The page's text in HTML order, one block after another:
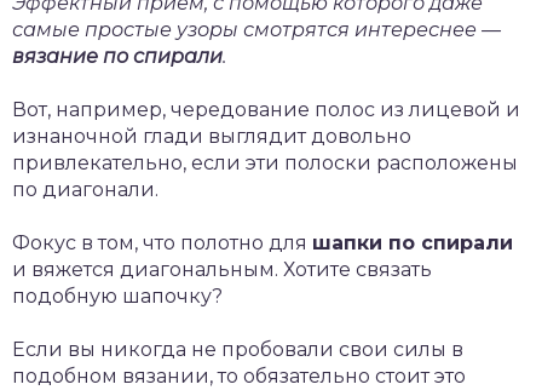
самые простые узоры смотрятся интереснее —
вязание по спирали.
Вот, например, чередование полос из лицевой и
изнаночной глади выглядит довольно
привлекательно, если эти полоски расположены
по диагонали.
Фокус в том, что полотно для шапки по спирали
и вяжется диагональным. Хотите связать
подобную шапочку?
Если вы никогда не пробовали свои силы в
подобном вязании, то обязательно стоит это